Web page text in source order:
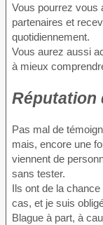
Vous pourrez vous
partenaires et
quotidiennement.
Vous aurez aussi
à mieux
Réputation
Pas mal de
mais, encore une
viennent de
sans tester.
Ils ont de la
cas, et je suis
Blague à part, à